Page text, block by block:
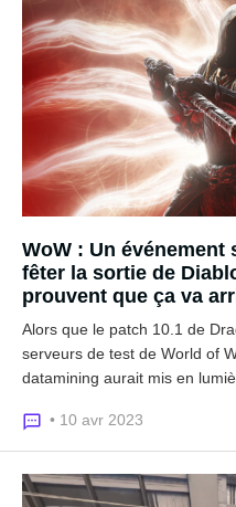
WoW : Un
fêter la sortie de
prouvent que ça va
Alors que le patch 10.1 de
serveurs de test de World of
datamining aurait mis en
• 10 avr 2023